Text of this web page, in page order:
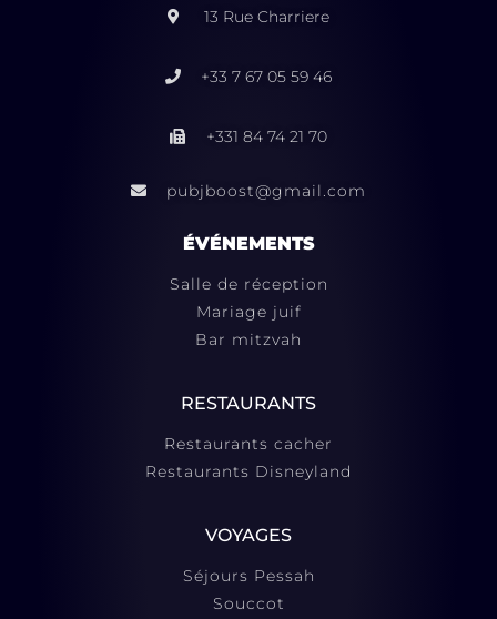
13 Rue Charriere
+33 7 67 05 59 46
+331 84 74 21 70
pubjboost@gmail.com
ÉVÉNEMENTS
Salle de réception
Mariage juif
Bar mitzvah
RESTAURANTS
Restaurants cacher
Restaurants Disneyland
VOYAGES
Séjours Pessah
Souccot